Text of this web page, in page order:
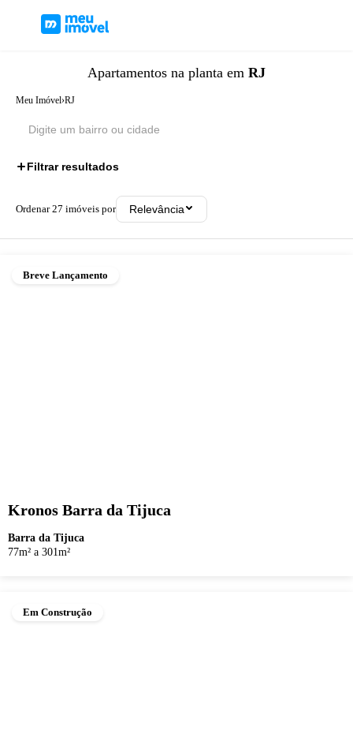
Apartamentos na planta em RJ
Meu Imóvel›RJ
Filtrar resultados
Ordenar27 imóveis por Relevância
Breve Lançamento
Kronos Barra da Tijuca
Barra da Tijuca
77m² a 301m²
Em Construção